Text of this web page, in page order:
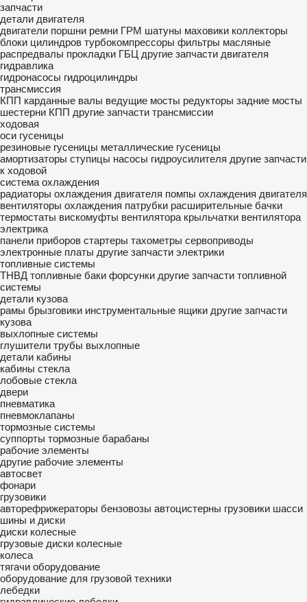
запчасти
детали двигателя
двигатели поршни ремни ГРМ шатуны маховики коллекторы
блоки цилиндров турбокомпрессоры фильтры масляные
распредвалы прокладки ГБЦ другие запчасти двигателя
гидравлика
гидронасосы гидроцилиндры
трансмиссия
КПП карданные валы ведущие мосты редукторы задние мосты
шестерни КПП другие запчасти трансмиссии
ходовая
оси гусеницы
резиновые гусеницы металлические гусеницы
амортизаторы ступицы насосы гидроусилителя другие запчасти
к ходовой
система охлаждения
радиаторы охлаждения двигателя помпы охлаждения двигателя
вентиляторы охлаждения патрубки расширительные бачки
термостаты вискомуфты вентилятора крыльчатки вентилятора
электрика
панели приборов стартеры тахометры сервоприводы
электронные платы другие запчасти электрики
топливные системы
ТНВД топливные баки форсунки другие запчасти топливной
системы
детали кузова
рамы брызговики инструментальные ящики другие запчасти
кузова
выхлопные системы
глушители трубы выхлопные
детали кабины
кабины стекла
лобовые стекла
двери
пневматика
пневмоклапаны
тормозные системы
суппорты тормозные барабаны
рабочие элементы
другие рабочие элементы
автосвет
фонари
грузовики
авторефрижераторы бензовозы автоцистерны грузовики шасси
шины и диски
диски колесные
грузовые диски колесные
колеса
тягачи оборудование
оборудование для грузовой техники
лебедки